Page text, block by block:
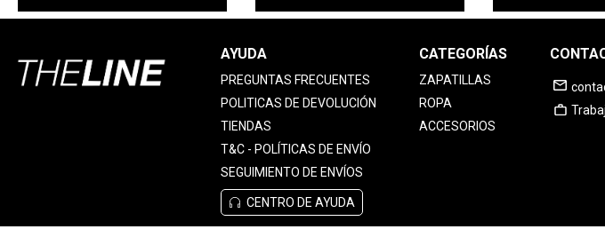
AYUDA
PREGUNTAS FRECUENTES
POLITICAS DE DEVOLUCIÓN
TIENDAS
T&C - POLÍTICAS DE ENVÍO
SEGUIMIENTO DE ENVÍOS
CENTRO DE AYUDA
CATEGORÍAS
ZAPATILLAS
ROPA
ACCESORIOS